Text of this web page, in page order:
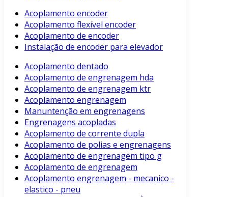
Acoplamento encoder
Acoplamento flexível encoder
Acoplamento de encoder
Instalação de encoder para elevador
Acoplamento dentado
Acoplamento de engrenagem hda
Acoplamento de engrenagem ktr
Acoplamento engrenagem
Manuntenção em engrenagens
Engrenagens acopladas
Acoplamento de corrente dupla
Acoplamento de polias e engrenagens
Acoplamento de engrenagem tipo g
Acoplamento de engrenagem
Acoplamento engrenagem - mecanico -
elastico - pneu